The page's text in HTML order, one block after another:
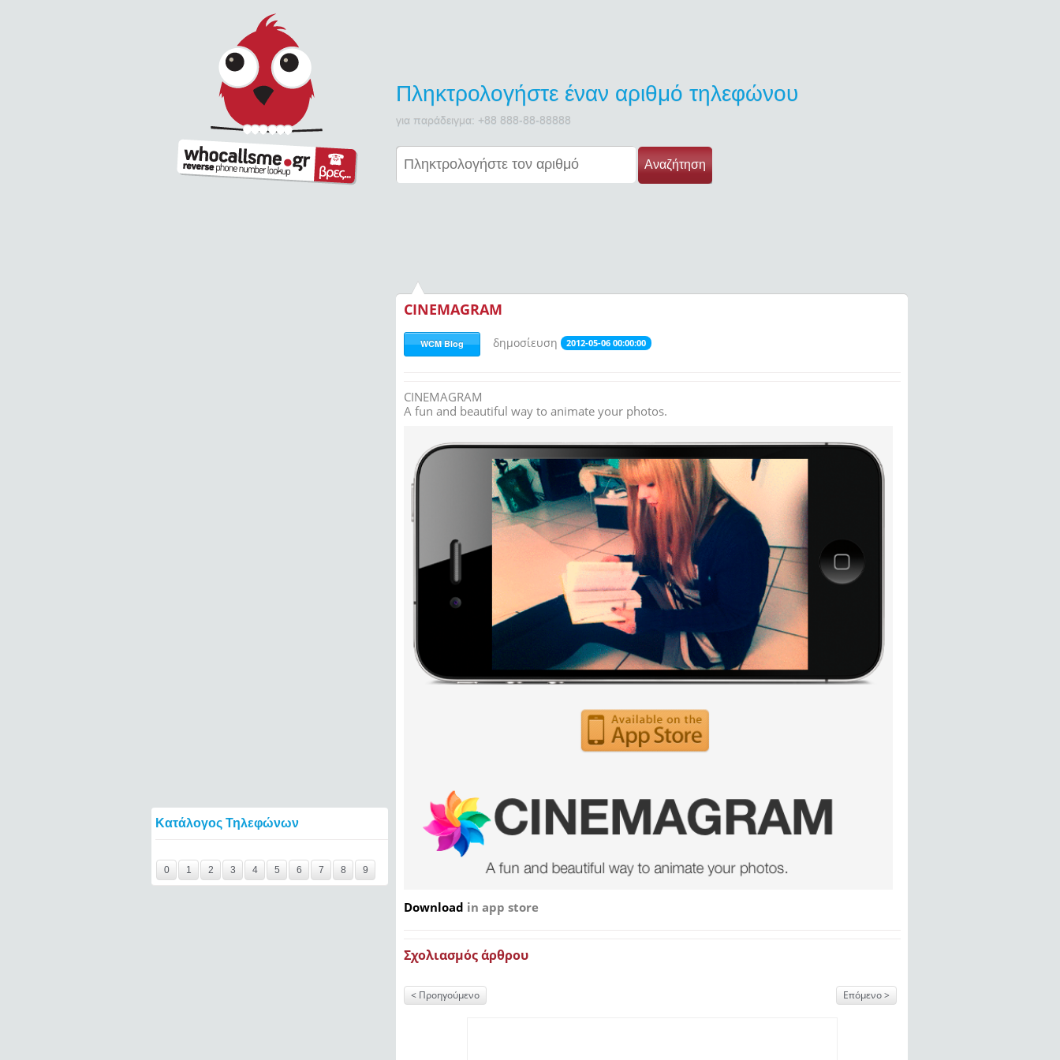
Πληκτρολογήστε έναν αριθμό τηλεφώνου
για παράδειγμα: +88 888-88-88888
Αναζήτηση
Κατάλογος Τηλεφώνων
0
1 2 3 4 5 6 7 8 9
CINEMAGRAM
WCM Blog δημοσίευση 2012-05-06 00:00:00
CINEMAGRAM
A fun and beautiful way to animate your photos.
Download in app store
Σχολιασμός άρθρου
Προηγούμενο Επόμενο